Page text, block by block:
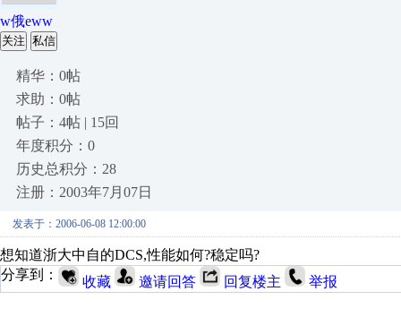
w俄eww
关注 私信
精华：0帖
求助：0帖
帖子：4帖 | 15回
年度积分：0
历史总积分：28
注册：2003年7月07日
发表于：2006-06-08 12:00:00
想知道浙大中自的DCS,性能如何?稳定吗?
分享到：
收藏 邀请回答 回复楼主 举报